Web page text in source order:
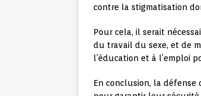
contre la stigmatisation
Pour cela, il serait
du travail du sexe, et de
l’éducation et à l’emploi
En conclusion, la